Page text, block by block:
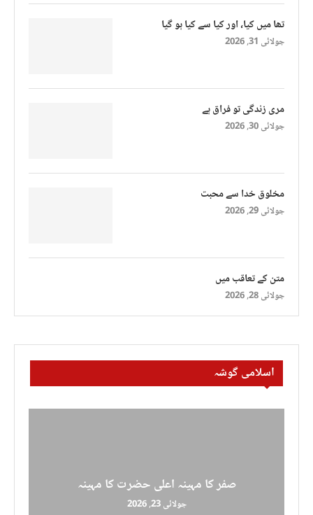
تھا میں کیا، اور کیا سے کیا ہو گیا
جولائی 31, 2026
مری زندگی تو فراق ہے
جولائی 30, 2026
مخلوق خدا سے محبت
جولائی 29, 2026
متن کے تعاقب میں
جولائی 28, 2026
اسلامی گوشہ
صفر کا مہینہ اعلی حضرت کا مہینہ
جولائی 23, 2026